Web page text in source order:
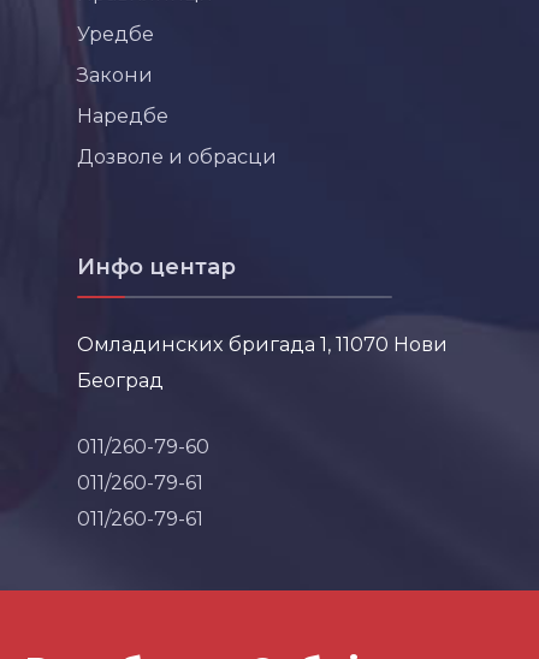
Уредбе
Закони
Наредбе
Дозволе и обрасци
Инфо центар
Омладинских бригада 1, 11070 Нови
Београд
011/260-79-60
011/260-79-61
011/260-79-61